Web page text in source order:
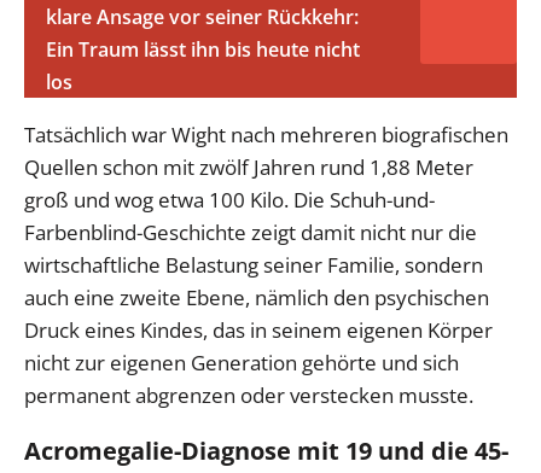
klare Ansage vor seiner Rückkehr:
Ein Traum lässt ihn bis heute nicht
los
Tatsächlich war Wight nach mehreren biografischen
Quellen schon mit zwölf Jahren rund 1,88 Meter
groß und wog etwa 100 Kilo. Die Schuh-und-
Farbenblind-Geschichte zeigt damit nicht nur die
wirtschaftliche Belastung seiner Familie, sondern
auch eine zweite Ebene, nämlich den psychischen
Druck eines Kindes, das in seinem eigenen Körper
nicht zur eigenen Generation gehörte und sich
permanent abgrenzen oder verstecken musste.
Acromegalie-Diagnose mit 19 und die 45-